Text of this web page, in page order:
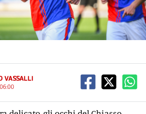
VASSALLI